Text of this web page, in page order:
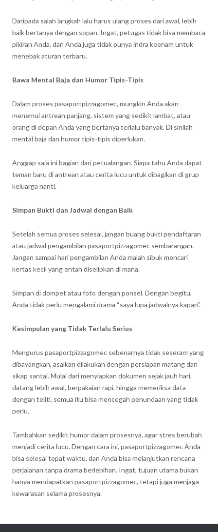
Daripada salah langkah lalu harus ulang proses dari awal, lebih
baik bertanya dengan sopan. Ingat, petugas tidak bisa membaca
pikiran Anda, dan Anda juga tidak punya indra keenam untuk
menebak aturan terbaru.
Bawa Mental Baja dan Humor Tipis-Tipis
Dalam proses pasaportpizzagomec, mungkin Anda akan
menemui antrean panjang, sistem yang sedikit lambat, atau
orang di depan Anda yang bertanya terlalu banyak. Di sinilah
mental baja dan humor tipis-tipis diperlukan.
Anggap saja ini bagian dari petualangan. Siapa tahu Anda dapat
teman baru di antrean atau cerita lucu untuk dibagikan di grup
keluarga nanti.
Simpan Bukti dan Jadwal dengan Baik
Setelah semua proses selesai, jangan buang bukti pendaftaran
atau jadwal pengambilan pasaportpizzagomec sembarangan.
Jangan sampai hari pengambilan Anda malah sibuk mencari
kertas kecil yang entah diselipkan di mana.
Simpan di dompet atau foto dengan ponsel. Dengan begitu,
Anda tidak perlu mengalami drama “saya lupa jadwalnya kapan”.
Kesimpulan yang Tidak Terlalu Serius
Mengurus pasaportpizzagomec sebenarnya tidak seseram yang
dibayangkan, asalkan dilakukan dengan persiapan matang dan
sikap santai. Mulai dari menyiapkan dokumen sejak jauh hari,
datang lebih awal, berpakaian rapi, hingga memeriksa data
dengan teliti, semua itu bisa mencegah penundaan yang tidak
perlu.
Tambahkan sedikit humor dalam prosesnya, agar stres berubah
menjadi cerita lucu. Dengan cara ini, pasaportpizzagomec Anda
bisa selesai tepat waktu, dan Anda bisa melanjutkan rencana
perjalanan tanpa drama berlebihan. Ingat, tujuan utama bukan
hanya mendapatkan pasaportpizzagomec, tetapi juga menjaga
kewarasan selama prosesnya.